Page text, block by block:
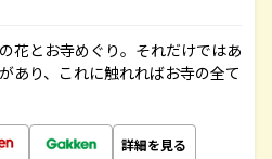
花とお寺めぐり。それだけではあ
あり、これに触れればお寺の全て
詳細を見る